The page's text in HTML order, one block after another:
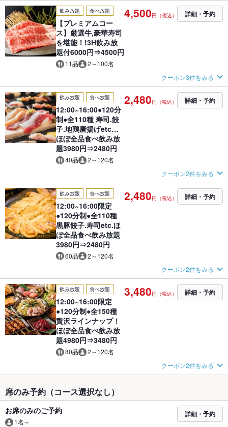
飲み放題 食べ放題
【プレミアムコー
ス】厳選牛,豪華寿司
を堪能！!3H飲み放
題付6000円⇒4500円
11品 2～100名
4,500円（税込） 詳細・予約
クーポン3件をみる
飲み放題 食べ放題
12:00~16:00●120分
制●全110種 寿司.餃
子.地鶏唐揚げetc…
ほぼ全品食べ飲み放
題3980円⇒2480円
40品 2～120名
2,480円（税込） 詳細・予約
クーポン2件をみる
飲み放題 食べ放題
12:00~16:00限定
●120分制●全110種
黒豚餃子.寿司etc.ほ
ぼ全品食べ飲み放題
3980円⇒2480円
60品 2～120名
2,480円（税込） 詳細・予約
クーポン2件をみる
飲み放題 食べ放題
12:00~16:00限定
●120分制●全150種
贅沢ラインナップ！
ほぼ全品食べ飲み放
題4980円⇒3480円
80品 2～120名
3,480円（税込） 詳細・予約
クーポン2件をみる
席のみ予約（コース選択なし）
お席のみのご予約
1名～
詳細・予約